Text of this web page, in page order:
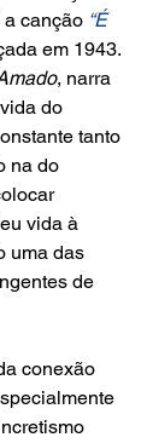
a canção “É
em 1943.
, narra
do
tanto
na do
vida à
uma das
de
conexão